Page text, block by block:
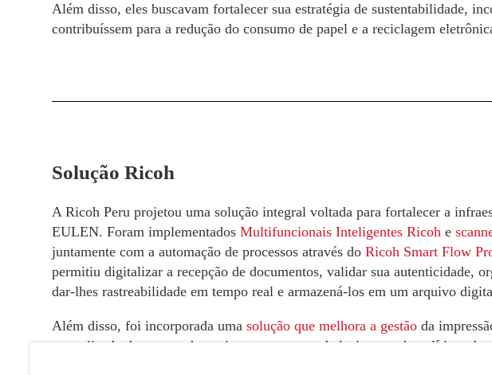
Além disso, eles buscavam fortalecer sua estratégia de sustentabilidade,
contribuíssem para a redução do consumo de papel e a reciclagem
Solução Ricoh
A Ricoh Peru projetou uma solução integral voltada para fortalecer a
EULEN. Foram implementados Multifuncionais Inteligentes Ricohe
juntamente com a automação de processos através do Ricoh Smart Flow
permitiu digitalizar a recepção de documentos, validar sua autenticidade,
dar-lhes rastreabilidade em tempo real e armazená-los em um arquivo
Além disso, foi incorporada uma solução que melhora a gestãoda
centralizada do parque de equipamentos, o estabelecimento de políticas
de impressão e garantindo um consumo mais eficiente dos recursos,